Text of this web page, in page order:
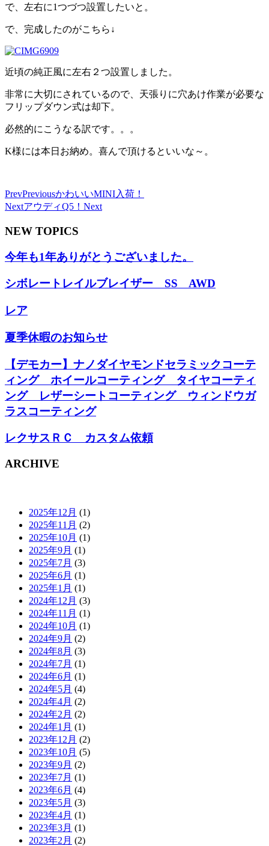
で、左右に1つづつ設置したいと。
で、完成したのがこちら↓
近頃の純正風に左右２つ設置しました。
非常に大切にされているので、天張りに穴あけ作業が必要な
フリップダウン式は却下。
必然的にこうなる訳です。。。
K様には本日お納め。喜んで頂けるといいな～。
PrevPreviousかわいいMINI入荷！
NextアウディQ5！ Next
NEW TOPICS
今年も1年ありがとうございました。
シボレートレイルブレイザー SS AWD
レア
夏季休暇のお知らせ
【デモカー】ナノダイヤモンドセラミックコーテ
ィング ホイールコーティング タイヤコーティ
ング レザーシートコーティング ウィンドウガ
ラスコーティング
レクサスＲＣ カスタム依頼
ARCHIVE
2025年12月 (1)
2025年11月 (2)
2025年10月 (1)
2025年9月 (1)
2025年7月 (3)
2025年6月 (1)
2025年1月 (1)
2024年12月 (3)
2024年11月 (1)
2024年10月 (1)
2024年9月 (2)
2024年8月 (3)
2024年7月 (1)
2024年6月 (1)
2024年5月 (4)
2024年4月 (2)
2024年2月 (2)
2024年1月 (1)
2023年12月 (2)
2023年10月 (5)
2023年9月 (2)
2023年7月 (1)
2023年6月 (4)
2023年5月 (3)
2023年4月 (1)
2023年3月 (1)
2023年2月 (2)